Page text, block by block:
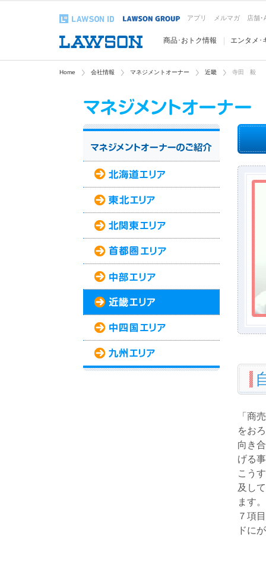
アプリ メルマガ 店舗･
商品･おトク情報 エンタメ･
Home 会社情報 マネジメントオーナー 近畿 寺田 毅
「商
をお
向き
げる
こう
及し
ます
７項
ドに